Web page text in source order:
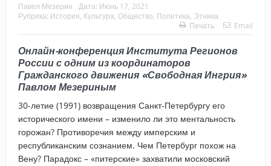
Павел Мезерин Дата: Июнь 17, 2021
Рубрика: История Культура Общество Политика Этника
Печать
Email
Онлайн-конференцияИнститута Регионов
Россиис одним из координаторов
Гражданского движения «Свободная Ингрия»
Павлом Мезериным
30-летие (1991) возвращения Санкт-Петербургу его
исторического имени – изменило ли это ментальность
горожан? Противоречия между имперским и
республиканским сознанием. Чем Петербург похож на
Вену? Парадокс – «питерские» захватили московский